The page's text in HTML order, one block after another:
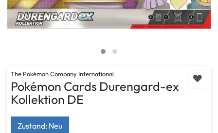
The Pokémon Company International
Pokémon Cards Durengard-ex
Kollektion DE
Zustand: Neu